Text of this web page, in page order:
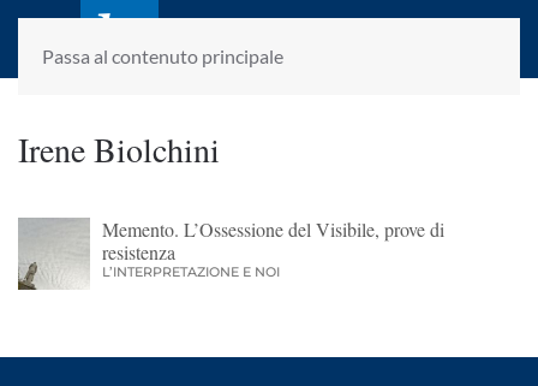
Passa al contenuto principale
laletteraturaenoi.it
fondato da Romano Luperini
Irene Biolchini
Memento. L’Ossessione del Visibile, prove di
resistenza
L’INTERPRETAZIONE E NOI